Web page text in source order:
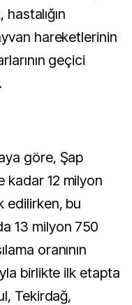
hastalığın
hareketlerinin
geçici
göre, Şap
kadar 12 milyon
edilirken, bu
13 milyon 750
oranının
birlikte ilk etapta
Tekirdağ,